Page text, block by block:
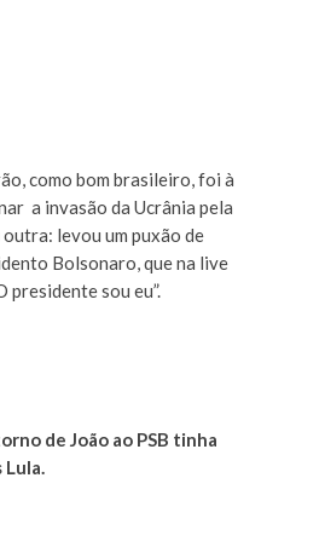
como bom brasileiro, foi à
a invasão da Ucrânia pela
outra: levou um puxão de
Bolsonaro, que na live
presidente sou eu”.
de João ao PSB tinha
Lula.